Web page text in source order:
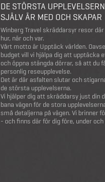
DE STÖRSTA
SJÄLV ÄR MED OCH SKAPAR
Winberg Travel skräddarsyr resor
hur, när och var.
Vårt motto är Upptäck världen.
budget vill vi hjälpa dig att upptäcka
och öppna stängda dörrar, så att du
personlig reseupplevelse.
Det är där asfalten slutar och
de största upplevelserna.
Vi hjälper dig att skräddarsy just din
bana vägen för de stora
små detaljerna på vägen. Vi brinner
- och finns där för dig före, under